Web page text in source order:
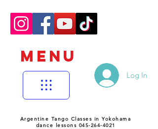
MENU
Log In
Argentine Tango Classes in Yokohama
dance lessons 045-264-4021